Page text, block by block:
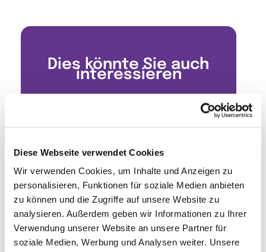
Diese Webseite verwendet Cookies
Wir verwenden Cookies, um Inhalte und Anzeigen zu
personalisieren, Funktionen für soziale Medien anbieten
zu können und die Zugriffe auf unsere Website zu
analysieren. Außerdem geben wir Informationen zu Ihrer
Verwendung unserer Website an unsere Partner für
soziale Medien, Werbung und Analysen weiter. Unsere
Dies könnte Sie auch
interessieren